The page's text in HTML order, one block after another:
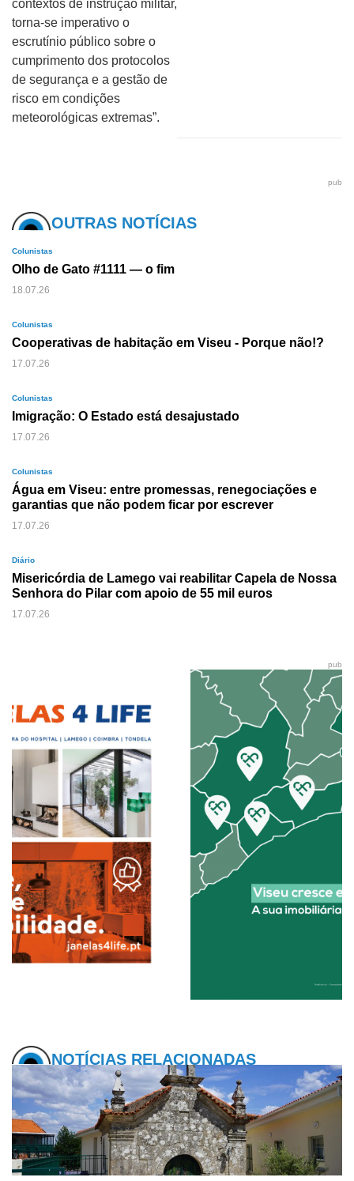
contextos de instrução militar,
torna-se imperativo o
escrutínio público sobre o
cumprimento dos protocolos
de segurança e a gestão de
risco em condições
meteorológicas extremas”.
pub
OUTRAS NOTÍCIAS
Colunistas
Olho de Gato #1111 — o fim
18.07.26
Colunistas
Cooperativas de habitação em Viseu - Porque não!?
17.07.26
Colunistas
Imigração: O Estado está desajustado
17.07.26
Colunistas
Água em Viseu: entre promessas, renegociações e
garantias que não podem ficar por escrever
17.07.26
Diário
Misericórdia de Lamego vai reabilitar Capela de Nossa
Senhora do Pilar com apoio de 55 mil euros
17.07.26
pub
NOTÍCIAS RELACIONADAS